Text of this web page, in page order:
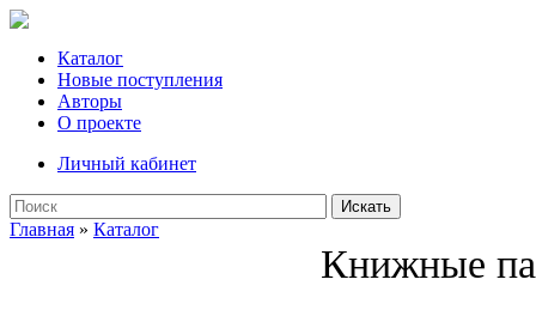
Каталог
Новые поступления
Авторы
О проекте
Личный кабинет
Искать
Главная » Каталог
Книжные